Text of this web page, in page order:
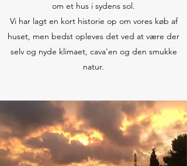
om et hus i sydens sol.
Vi har lagt en kort historie op om vores køb af
huset, men bedst opleves det ved at være der
selv og nyde klimaet, cava'en og den smukke
natur.